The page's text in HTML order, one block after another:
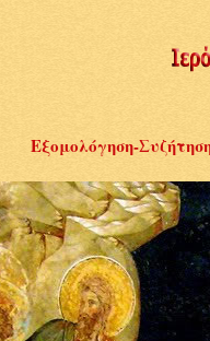
Εξομολόγηση-